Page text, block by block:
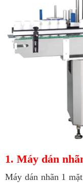
1. Máy dán
Máy dán nhãn 1